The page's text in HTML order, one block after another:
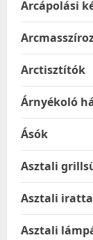
Arcápolási
Arctisztítók
Árnyékoló
Ásók
Asztali
Asztali
Asztali